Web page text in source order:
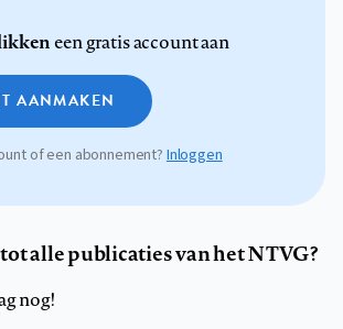
een gratis account aan
AANMAKEN
of een abonnement? Inloggen
alle publicaties van het NTVG?
nog!